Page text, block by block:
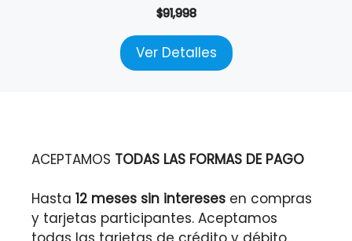
$91,998
Ver Detalles
ACEPTAMOS TODAS LAS FORMAS DE PAGO
Hasta 12 meses sin intereses en compras
y tarjetas participantes. Aceptamos